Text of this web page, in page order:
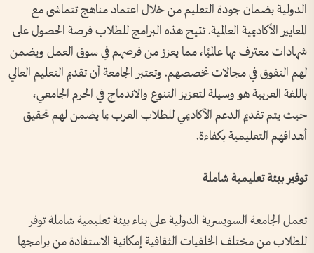
الدولية بضمان جودة التعليم من خلال اعتماد مناهج تتماشى مع
المعايير الأكاديمية العالمية. تتيح هذه البرامج للطلاب فرصة الحصول على
شهادات معترف بها عالميًا، مما يعزز من فرصهم في سوق العمل ويضمن
لهم التفوق في مجالات تخصصهم. وتعتبر الجامعة أن تقديم التعليم العالي
باللغة العربية هو وسيلة لتعزيز التنوع والاندماج في الحرم الجامعي،
حيث يتم تقديم الدعم الأكاديمي للطلاب العرب بما يضمن لهم تحقيق
أهدافهم التعليمية بكفاءة.
توفيربيئةتعليميةشاملة
تعمل الجامعة السويسرية الدولية على بناء بيئة تعليمية شاملة توفر
للطلاب من مختلف الخلفيات الثقافية إمكانية الاستفادة من برامجها